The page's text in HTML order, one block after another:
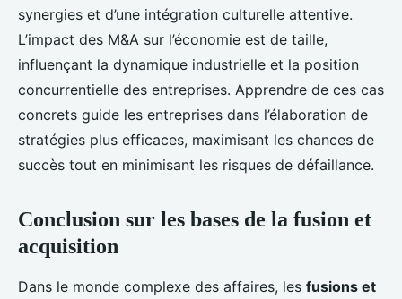
synergies et d’une intégration culturelle attentive.
L’impact des M&A sur l’économie est de taille,
influençant la dynamique industrielle et la position
concurrentielle des entreprises. Apprendre de ces cas
concrets guide les entreprises dans l’élaboration de
stratégies plus efficaces, maximisant les chances de
succès tout en minimisant les risques de défaillance.
Conclusion sur les bases de la fusion et
acquisition
Dans le monde complexe des affaires, les fusions et